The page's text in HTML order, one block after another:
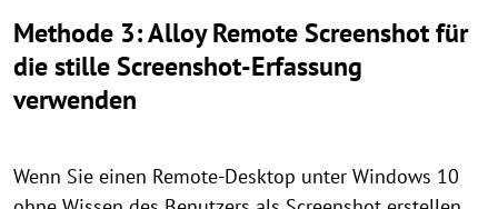
Methode 3: Alloy Remote Screenshot für
die stille Screenshot-Erfassung
verwenden
Wenn Sie einen Remote-Desktop unter Windows 10